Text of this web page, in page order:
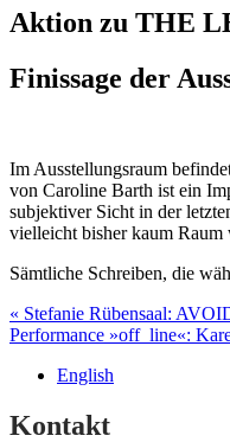
Aktion zu THE
Finissage der
Im Ausstellungsraum
von Caroline Barth ist ein
subjektiver Sicht in der
vielleicht bisher kaum Raum
Sämtliche Schreiben, die
Post
navigation
« Stefanie Rübensaal:
Performance »off_line«:
English
Kontakt